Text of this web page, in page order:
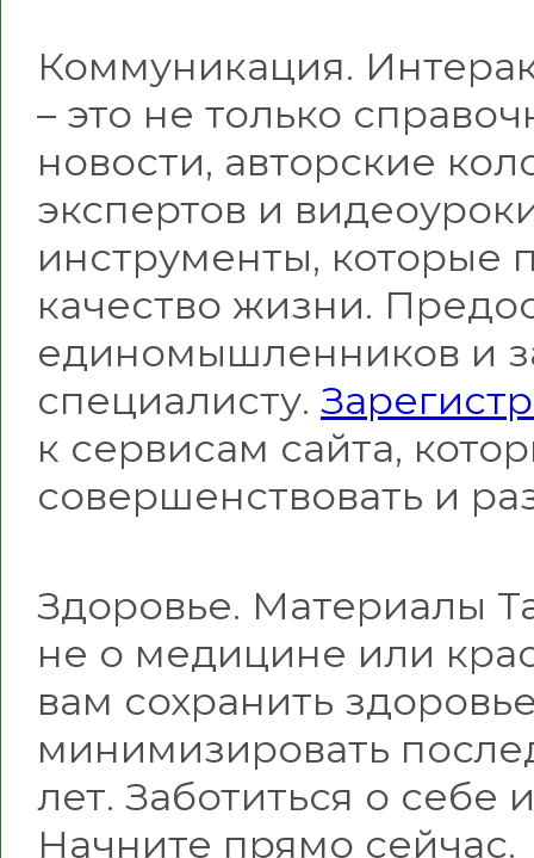
Коммуникация.
– это не только
новости, авторские
экспертов и
инструменты, которые
качество жизни.
единомышленников и
специалисту.
к сервисам сайта,
совершенствовать и
Здоровье. Материалы
не о медицине или
вам сохранить
минимизировать
лет. Заботиться о себе
Начните прямо сейчас.